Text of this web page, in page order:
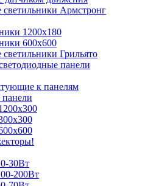
Армстронг
1200х180
600х600
Грильято
панели
к панелям
30Вт
200Вт